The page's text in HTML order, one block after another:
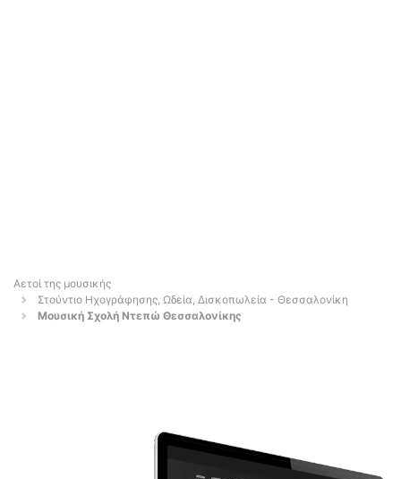
Αετοί της μουσικής
Στούντιο Ηχογράφησης, Ωδεία, Δισκοπωλεία - Θεσσαλονίκη
Μουσική Σχολή Ντεπώ Θεσσαλονίκης